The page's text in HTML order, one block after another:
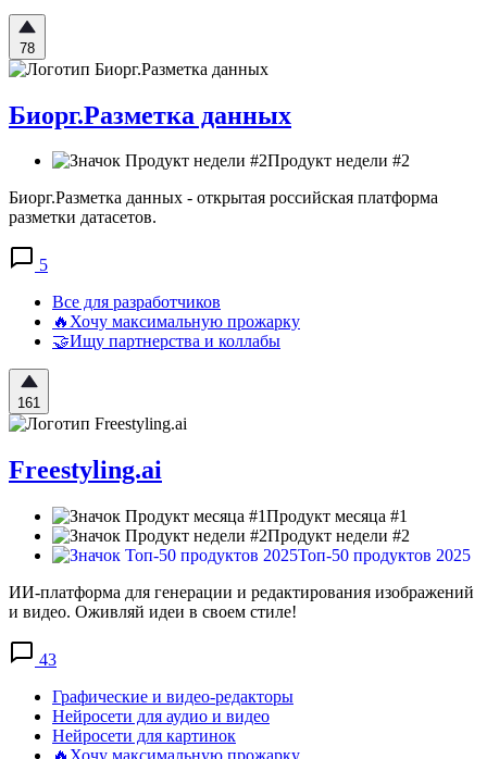
78
Биорг.Разметка данных
Продукт недели #2
Биорг.Разметка данных - открытая российская платформа
разметки датасетов.
5
Все для разработчиков
🔥Хочу максимальную прожарку
🤝Ищу партнерства и коллабы
161
Freestyling.ai
Продукт месяца #1
Продукт недели #2
Топ-50 продуктов 2025
ИИ-платформа для генерации и редактирования изображений
и видео. Оживляй идеи в своем стиле!
43
Графические и видео-редакторы
Нейросети для аудио и видео
Нейросети для картинок